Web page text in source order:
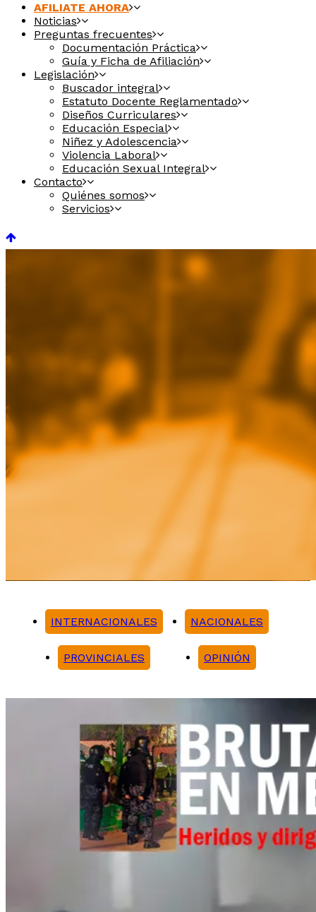
AFILIATE AHORA
Noticias
Preguntas frecuentes
Documentación Práctica
Guía y Ficha de Afiliación
Legislación
Buscador integral
Estatuto Docente Reglamentado
Diseños Curriculares
Educación Especial
Niñez y Adolescencia
Violencia Laboral
Educación Sexual Integral
Contacto
Quiénes somos
Servicios
Noticias
INTERNACIONALES NACIONALES
PROVINCIALES OPINIÓN